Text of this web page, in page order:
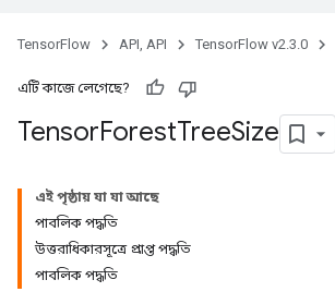
TensorFlow API, API TensorFlow v2.3.0
এটি কাজে লেগেছে?
TensorForestTreeSize
এই পৃষ্ঠায় যা যা আছে
পাবলিক পদ্ধতি
উত্তরাধিকারসূত্রে প্রাপ্ত পদ্ধতি
পাবলিক পদ্ধতি